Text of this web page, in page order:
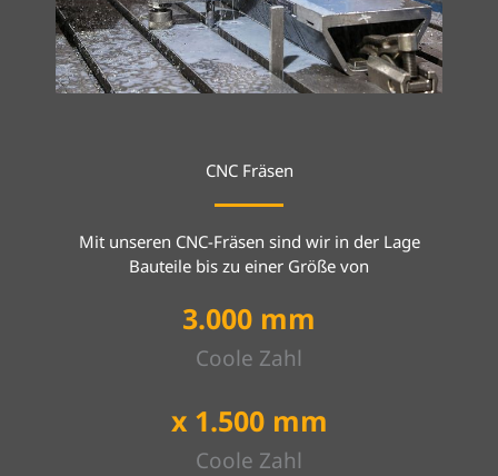
CNC Fräsen
Mit unseren CNC-Fräsen sind wir in der Lage
Bauteile bis zu einer Größe von
Coole Zahl
3.000 mm
Coole Zahl
x 1.500 mm